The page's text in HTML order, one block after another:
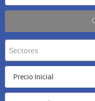
Sectores